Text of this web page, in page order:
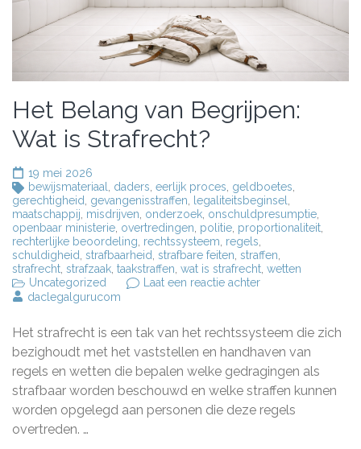
Het Belang van Begrijpen:
Wat is Strafrecht?
19 mei 2026
bewijsmateriaal, daders, eerlijk proces, geldboetes,
gerechtigheid, gevangenisstraffen, legaliteitsbeginsel,
maatschappij, misdrijven, onderzoek, onschuldpresumptie,
openbaar ministerie, overtredingen, politie, proportionaliteit,
rechterlijke beoordeling, rechtssysteem, regels,
schuldigheid, strafbaarheid, strafbare feiten, straffen,
strafrecht, strafzaak, taakstraffen, wat is strafrecht, wetten
Uncategorized
Laat een reactie achterop
Begrijpen:
Wat
Strafrecht?
daclegalgurucom
Het strafrecht is een tak van het rechtssysteem die zich
bezighoudt met het vaststellen en handhaven van
regels en wetten die bepalen welke gedragingen als
strafbaar worden beschouwd en welke straffen kunnen
worden opgelegd aan personen die deze regels
overtreden. …